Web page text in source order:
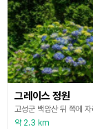
그레이스 정원
약 2.3 km